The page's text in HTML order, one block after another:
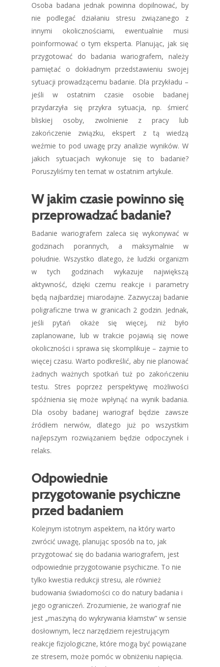
Osoba badana jednak powinna dopilnować, by
nie podlegać działaniu stresu związanego z
innymi okolicznościami, ewentualnie musi
poinformować o tym eksperta. Planując, jak się
przygotować do badania wariografem, należy
pamiętać o dokładnym przedstawieniu swojej
sytuacji prowadzącemu badanie. Dla przykładu –
jeśli w ostatnim czasie osobie badanej
przydarzyła się przykra sytuacja, np. śmierć
bliskiej osoby, zwolnienie z pracy lub
zakończenie związku, ekspert z tą wiedzą
weźmie to pod uwagę przy analizie wyników. W
jakich sytuacjach wykonuje się to badanie?
Poruszyliśmy ten temat w ostatnim artykule.
W jakim czasie powinno się
przeprowadzać badanie?
Badanie wariografem zaleca się wykonywać w
godzinach porannych, a maksymalnie w
południe. Wszystko dlatego, że ludzki organizm
w tych godzinach wykazuje największą
aktywność, dzięki czemu reakcje i parametry
będą najbardziej miarodajne. Zazwyczaj badanie
poligraficzne trwa w granicach 2 godzin. Jednak,
jeśli pytań okaże się więcej, niż było
zaplanowane, lub w trakcie pojawią się nowe
okoliczności i sprawa się skomplikuje – zajmie to
więcej czasu. Warto podkreślić, aby nie planować
żadnych ważnych spotkań tuż po zakończeniu
testu. Stres poprzez perspektywę możliwości
spóźnienia się może wpłynąć na wynik badania.
Dla osoby badanej wariograf będzie zawsze
źródłem nerwów, dlatego już po wszystkim
najlepszym rozwiązaniem będzie odpoczynek i
relaks.
Odpowiednie
przygotowanie psychiczne
przed badaniem
Kolejnym istotnym aspektem, na który warto
zwrócić uwagę, planując sposób na to, jak
przygotować się do badania wariografem, jest
odpowiednie przygotowanie psychiczne. To nie
tylko kwestia redukcji stresu, ale również
budowania świadomości co do natury badania i
jego ograniczeń. Zrozumienie, że wariograf nie
jest „maszyną do wykrywania kłamstw” w sensie
dosłownym, lecz narzędziem rejestrującym
reakcje fizjologiczne, które mogą być powiązane
ze stresem, może pomóc w obniżeniu napięcia.